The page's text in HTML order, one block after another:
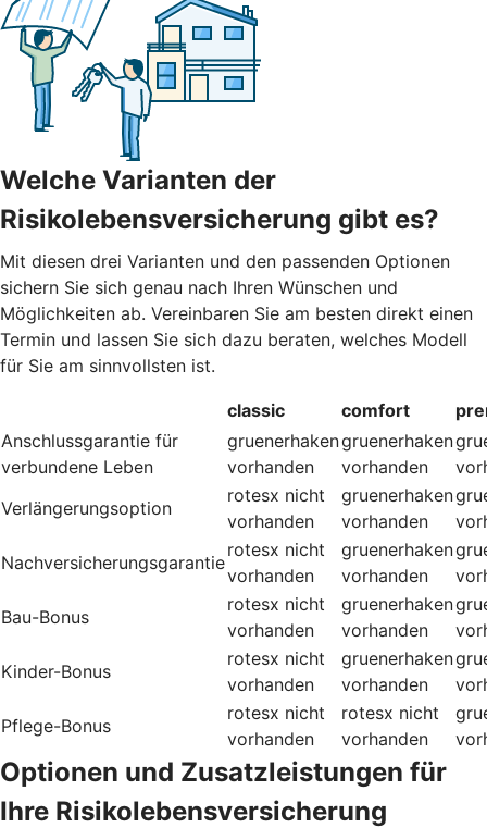
Welche Varianten der
Risikolebensversicherung gibt es?
Mit diesen drei Varianten und den passenden Optionen
sichern Sie sich genau nach Ihren Wünschen und
Möglichkeiten ab. Vereinbaren Sie am besten direkt einen
Termin und lassen Sie sich dazu beraten, welches Modell
für Sie am sinnvollsten ist.
classic comfort
Anschlussgarantie für
verbundene Leben
gruenerhaken
vorhanden
gruenerhaken
vorhanden
Verlängerungsoption
rotesx nicht
vorhanden
gruenerhaken
vorhanden
Nachversicherungsgarantie
rotesx nicht
vorhanden
gruenerhaken
vorhanden
Bau-Bonus
rotesx nicht
vorhanden
gruenerhaken
vorhanden
Kinder-Bonus
rotesx nicht
vorhanden
gruenerhaken
vorhanden
Pflege-Bonus
rotesx nicht
vorhanden
rotesx nicht
vorhanden
Optionen und Zusatzleistungen für
Ihre Risikolebensversicherung